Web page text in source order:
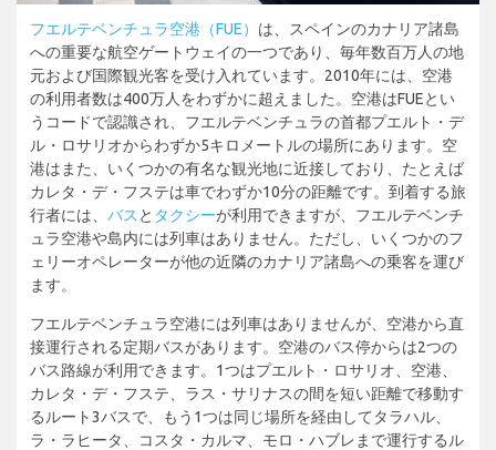
フエルテベンチュラ空港（FUE） は、スペインのカナリア諸島
への重要な航空ゲートウェイの一つであり、毎年数百万人の地
元および国際観光客を受け入れています。2010年には、空港
の利用者数は400万人をわずかに超えました。空港はFUEとい
うコードで認識され、フエルテベンチュラの首都プエルト・デ
ル・ロサリオからわずか5キロメートルの場所にあります。空
港はまた、いくつかの有名な観光地に近接しており、たとえば
カレタ・デ・フステは車でわずか10分の距離です。到着する旅
行者には、 バス と タクシーが利用できますが、フエルテベンチ
ュラ空港や島内には列車はありません。ただし、いくつかのフ
ェリーオペレーターが他の近隣のカナリア諸島への乗客を運び
ます。
フエルテベンチュラ空港には列車はありませんが、空港から直
接運行される定期バスがあります。空港のバス停からは2つの
バス路線が利用できます。1つはプエルト・ロサリオ、空港、
カレタ・デ・フステ、ラス・サリナスの間を短い距離で移動す
るルート3バスで、もう1つは同じ場所を経由してタラハル、
ラ・ラヒータ、コスタ・カルマ、モロ・ハブレまで運行するル